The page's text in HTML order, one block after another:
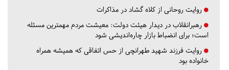
روایت روحانی از کلاه گشاد در مذاکرات
رهبرانقلاب در دیدار هیئت دولت: معیشت مردم مهمترین مسئله
است؛ برای انضباط بازار چاره‌اندیشی شود
روایت فرزند شهید طهرانچی از حس اتفاقی که همیشه همراه
خانواده بود